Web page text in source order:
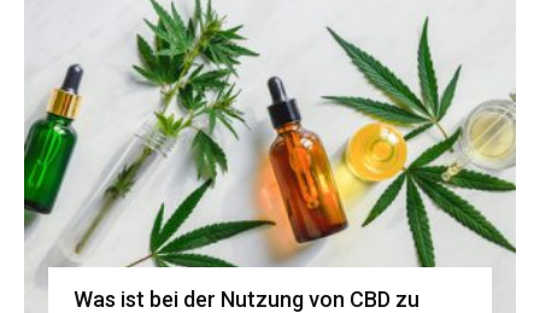
Was ist bei der Nutzung von CBD zu